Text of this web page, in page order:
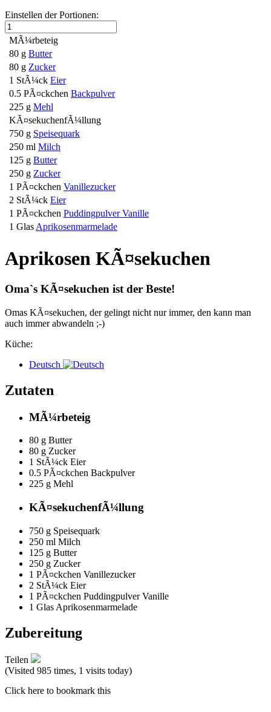
Einstellen der Portionen:
MÃ¼rbeteig
80 g Butter
80 g Zucker
1 StÃ¼ck Eier
0.5 PÃ¤ckchen Backpulver
225 g Mehl
KÃ¤sekuchenfÃ¼llung
750 g Speisequark
250 ml Milch
125 g Butter
250 g Zucker
1 PÃ¤ckchen Vanillezucker
2 StÃ¼ck Eier
1 PÃ¤ckchen Puddingpulver Vanille
1 Glas Aprikosenmarmelade
Aprikosen KÃ¤sekuchen
Oma`s KÃ¤sekuchen ist der Beste!
Omas KÃ¤sekuchen, der gelingt nicht nur immer, den kann man
auch immer abwandeln ;-)
Küche:
Deutsch
Zutaten
MÃ¼rbeteig
80 g Butter
80 g Zucker
1 StÃ¼ck Eier
0.5 PÃ¤ckchen Backpulver
225 g Mehl
KÃ¤sekuchenfÃ¼llung
750 g Speisequark
250 ml Milch
125 g Butter
250 g Zucker
1 PÃ¤ckchen Vanillezucker
2 StÃ¼ck Eier
1 PÃ¤ckchen Puddingpulver Vanille
1 Glas Aprikosenmarmelade
Zubereitung
Teilen
(Visited 985 times, 1 visits today)
Click here to bookmark this